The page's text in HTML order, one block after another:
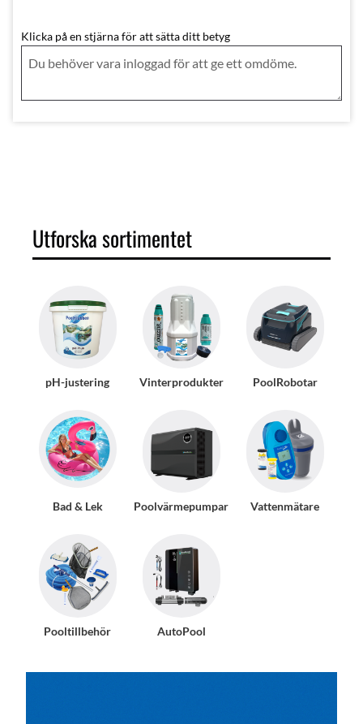
Klicka på en stjärna för att sätta ditt betyg
Utforska sortimentet
pH-justering Vinterprodukter PoolRobotar
Bad & Lek Poolvärmepumpar Vattenmätare
Pooltillbehör AutoPool